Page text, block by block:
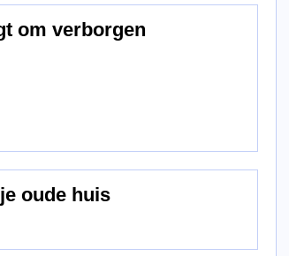
om verborgen
oude huis